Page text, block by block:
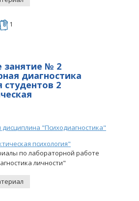
1
занятие № 2
диагностика
2
"Психодиагностика"
психология"
по лабораторной работе
личности"